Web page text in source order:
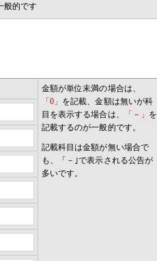
般的です
金額が単位未満の場合は、
「0」 を記載、金額は無いが科
目を表示する場合は、
「－」 を
記載するのが一般的です。
記載科目は金額が無い場合で
も、「－｣で表示される公告が
多いです。